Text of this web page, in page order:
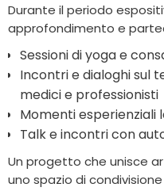
Durante il periodo
approfondimento e
Sessioni di yoga e
Incontri e dialoghi sul
medici e professionisti
Momenti esperienziali
Talk e incontri con
Un progetto che unisce
uno spazio di